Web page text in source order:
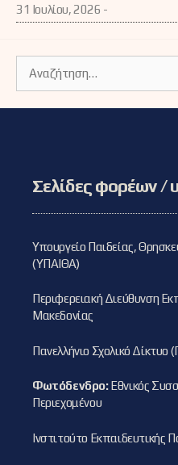
31 Ιουλίου, 2026 -
για:
Σελίδες φορέων /
Υπουργείο Παιδείας,
(ΥΠΑΙΘΑ)
Περιφερειακή Διεύθυνση
Μακεδονίας
Πανελλήνιο Σχολικό Δίκτυο
Φωτόδενδρο:Εθνικός
Περιεχομένου
Ινστιτούτο Εκπαιδευτικής